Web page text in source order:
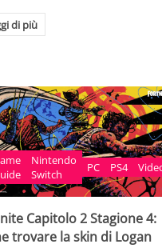
di più
Nintendo
Switch
PC PS4
Capitolo 2 Stagione 4:
trovare la skin di Logan